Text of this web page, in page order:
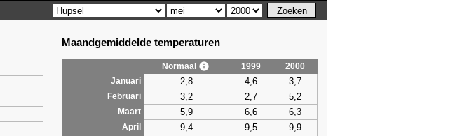
Maandgemiddelde temperaturen
Normaal 1999
2000
Januari
2,8 4,6 3,7
Februari 3,2 2,7 5,2
Maart 5,9 6,6 6,3
April 9,4 9,5 9,9